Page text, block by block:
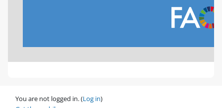
You are not logged in. (Log in)